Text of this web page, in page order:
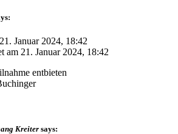
21. Januar 2024, 18:42
am 21. Januar 2024, 18:42
entbieten
Kreiter says: